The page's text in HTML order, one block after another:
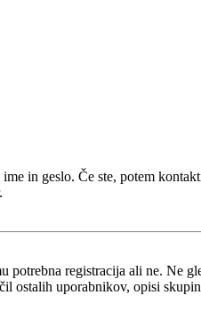
in geslo. Če ste, potem
registracija ali ne. Ne
ostalih uporabnikov, opisi